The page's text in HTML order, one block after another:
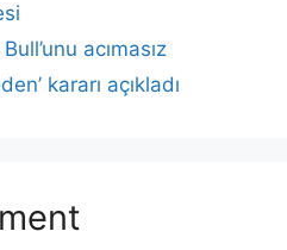
acımasız
kararı açıkladı